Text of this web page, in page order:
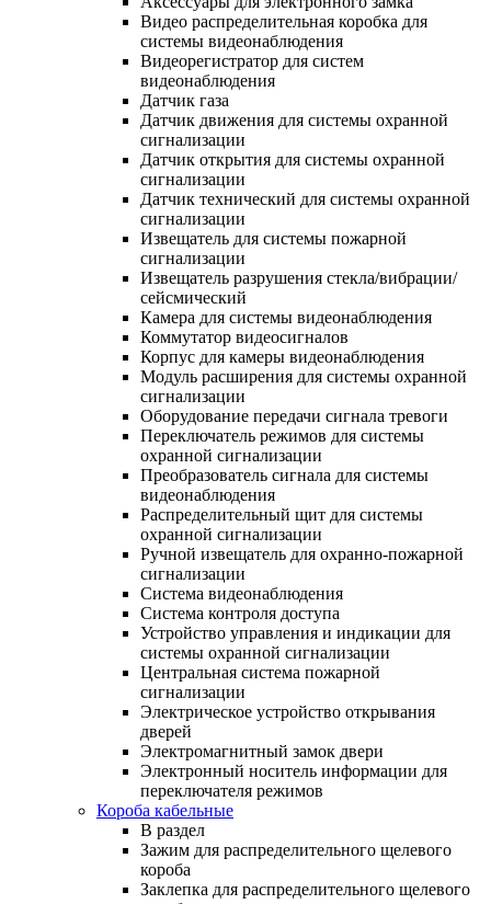
Видео распределительная коробка для
системы видеонаблюдения
Видеорегистратор для систем
видеонаблюдения
Датчик газа
Датчик движения для системы охранной
сигнализации
Датчик открытия для системы охранной
сигнализации
Датчик технический для системы охранной
сигнализации
Извещатель для системы пожарной
сигнализации
Извещатель разрушения стекла/вибрации/
сейсмический
Камера для системы видеонаблюдения
Коммутатор видеосигналов
Корпус для камеры видеонаблюдения
Модуль расширения для системы охранной
сигнализации
Оборудование передачи сигнала тревоги
Переключатель режимов для системы
охранной сигнализации
Преобразователь сигнала для системы
видеонаблюдения
Распределительный щит для системы
охранной сигнализации
Ручной извещатель для охранно-пожарной
сигнализации
Система видеонаблюдения
Система контроля доступа
Устройство управления и индикации для
системы охранной сигнализации
Центральная система пожарной
сигнализации
Электрическое устройство открывания
дверей
Электромагнитный замок двери
Электронный носитель информации для
переключателя режимов
Короба кабельные
В раздел
Зажим для распределительного щелевого
короба
Заклепка для распределительного щелевого